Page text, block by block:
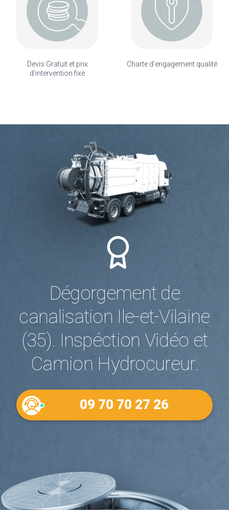
Devis Gratuit et prix
d'intervention fixe
Charte d'engagement qualité
Dégorgement de
canalisation Ile-et-Vilaine
(35). Inspéction Vidéo et
Camion Hydrocureur.
09 70 70 27 26